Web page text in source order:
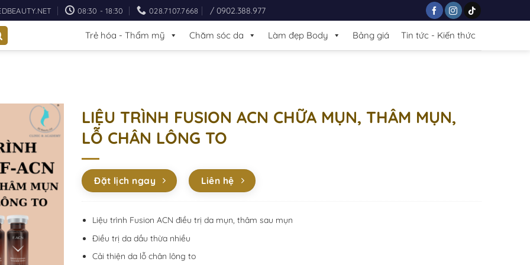
08:30 - 18:30 028.7107.7668 / 0902.388.977
Trẻ hóa - Thẩm mỹ Chăm sóc da Làm đẹp Body Bảng giá Tin tức - Kiến thức
LIỆU TRÌNH FUSION ACN CHỮA MỤN, THÂM MỤN,
LỖ CHÂN LÔNG TO
Đặt lịch ngay Liên hệ
Liệu trình Fusion ACN điều trị da mụn, thâm sau mụn
Điều trị da dầu thừa nhiều
Cải thiện da lỗ chân lông to